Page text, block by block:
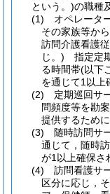
という。)の職種
(1)
オペレータ
その家族等か
訪問介護看護
じ。) 指定定
る時間帯(以下
を通じて1以上
(2)
定期巡回サ
問頻度等を勘
提供するため
(3)
随時訪問サ
通じて，随時
が1以上確保さ
(4)
訪問看護サ
区分に応じ，